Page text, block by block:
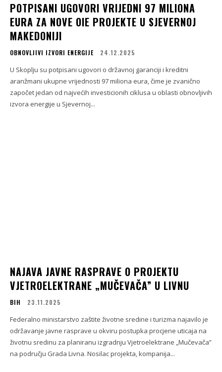
POTPISANI UGOVORI VRIJEDNI 97 MILIONA
EURA ZA NOVE OIE PROJEKTE U SJEVERNOJ
MAKEDONIJI
OBNOVLJIVI IZVORI ENERGIJE 24.12.2025
U Skoplju su potpisani ugovori o državnoj garanciji i kreditni
aranžmani ukupne vrijednosti 97 miliona eura, čime je zvanično
započet jedan od najvećih investicionih ciklusa u oblasti obnovljivih
izvora energije u Sjevernoj...
NAJAVA JAVNE RASPRAVE O PROJEKTU
VJETROELEKTRANE „MUČEVAČA” U LIVNU
BIH 23.11.2025
Federalno ministarstvo zaštite životne sredine i turizma najavilo je
održavanje javne rasprave u okviru postupka procjene uticaja na
životnu sredinu za planiranu izgradnju Vjetroelektrane „Mučevača”
na području Grada Livna. Nosilac projekta, kompanija...